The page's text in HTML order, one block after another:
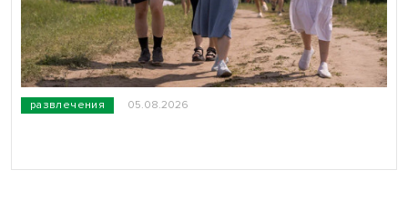
развлечения 05.08.2026